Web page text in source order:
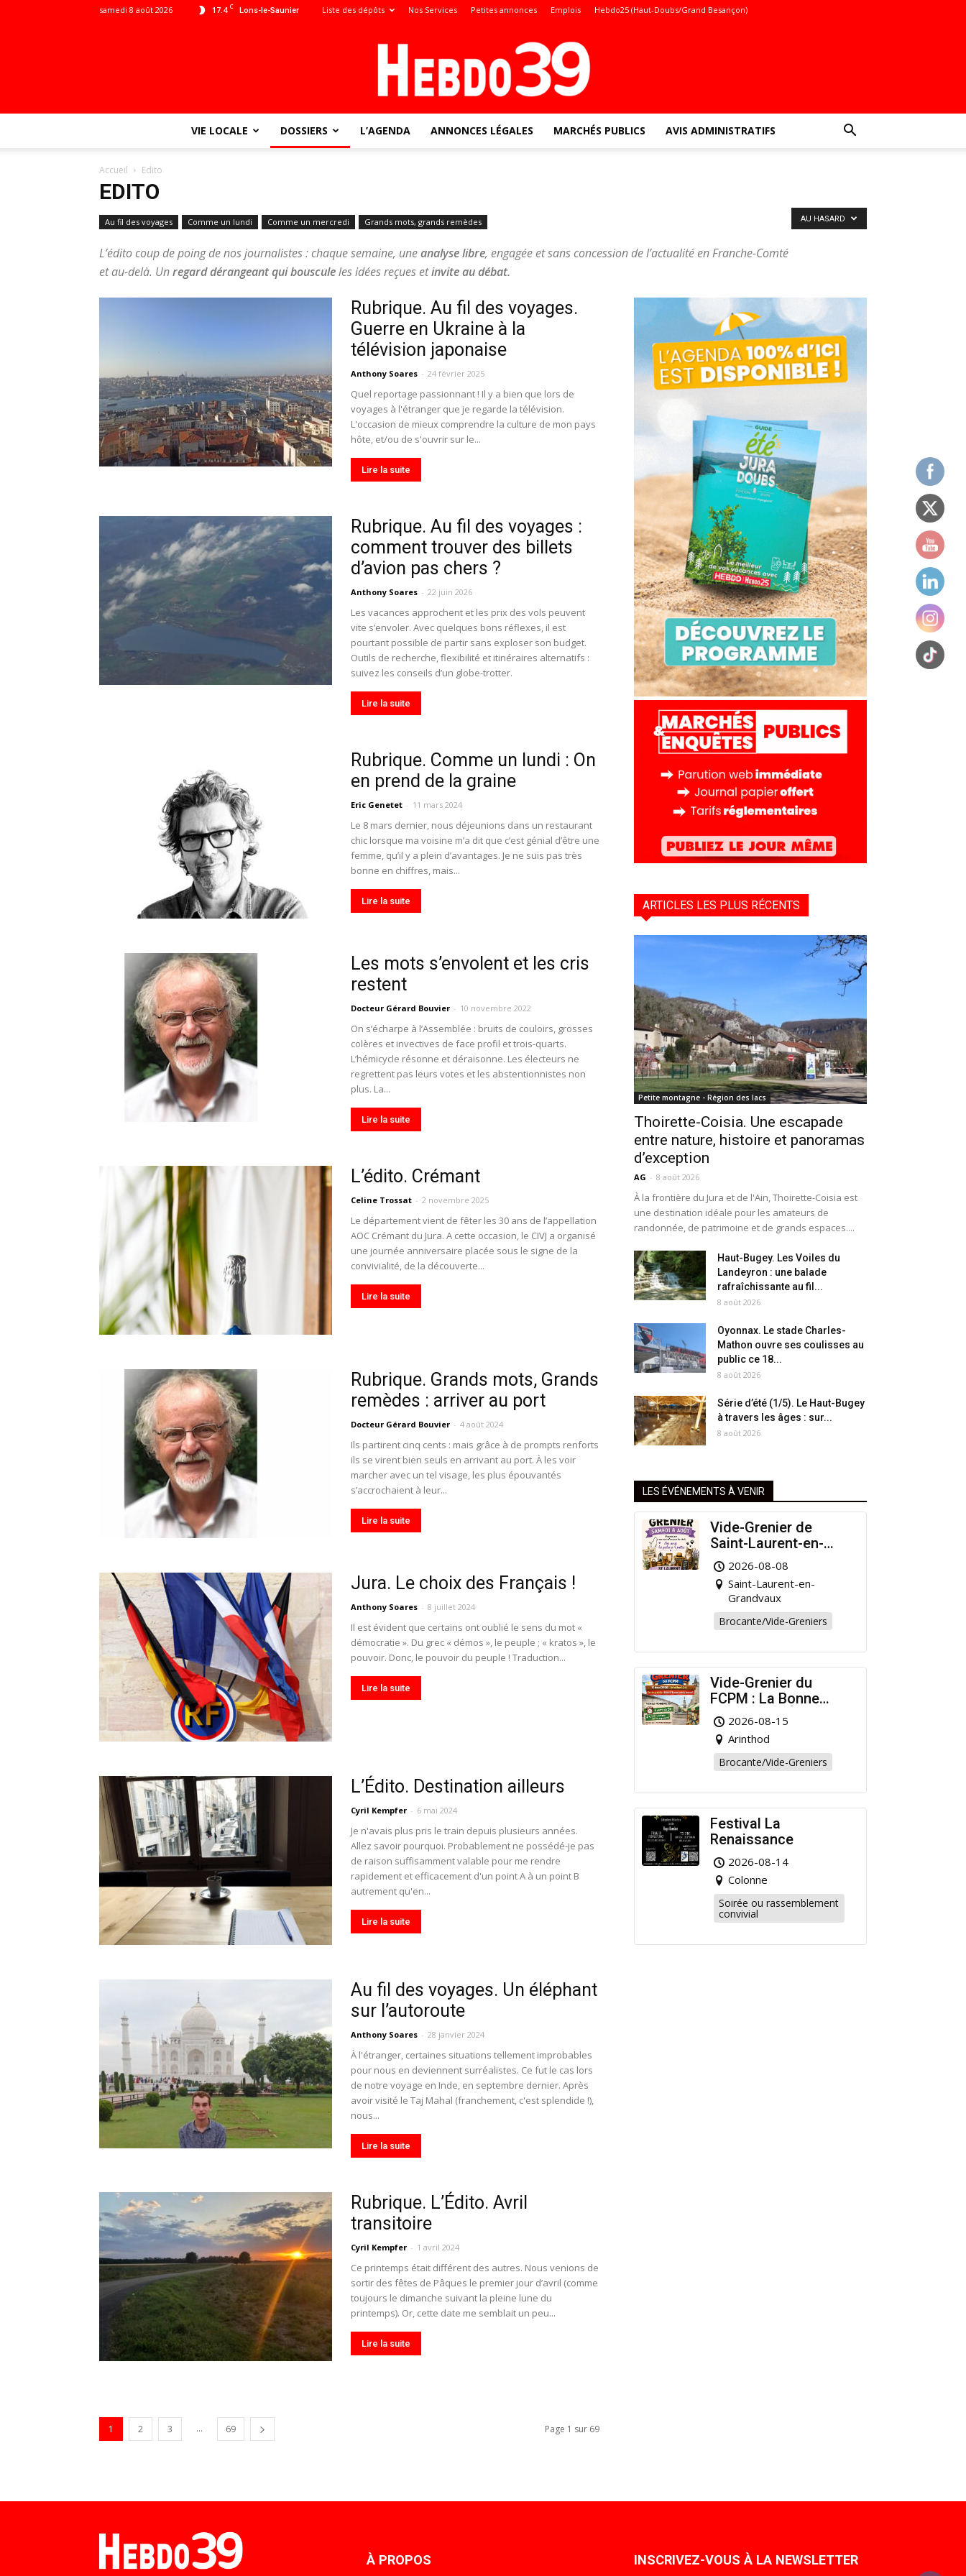
17.4 C Lons-le-Saunier
samedi 8 août 2026 Liste des dépôts Nos Services Petites annonces Emplois Hebdo25 (Haut-Doubs/Grand Besançon)
toute
l'info
locale
–
VIE LOCALE DOSSIERS L’AGENDA ANNONCES LÉGALES MARCHÉS PUBLICS AVIS ADMINISTRATIFS
Accueil Edito
EDITO
Au fil des voyages Comme un lundi Comme un mercredi Grands mots, grands remèdes
L’édito coup de poing de nos journalistes : chaque semaine, uneanalyse libre, engagée et sans concession de l’actualité en Franche-Comté
et au-delà. Unregard dérangeant qui bousculeles idées reçues etinvite au débat.
AU HASARD
Rubrique. Au fil des voyages.
Guerre en Ukraine à la
télévision japonaise
Anthony Soares - 24 février 2025
Quel reportage passionnant ! Il y a bien que lors de
voyages à l'étranger que je regarde la télévision.
L'occasion de mieux comprendre la culture de mon pays
hôte, et/ou de s'ouvrir sur le...
Lire la suite
Rubrique. Au fil des voyages :
comment trouver des billets
d’avion pas chers ?
Anthony Soares - 22 juin 2026
Les vacances approchent et les prix des vols peuvent
vite s’envoler. Avec quelques bons réflexes, il est
pourtant possible de partir sans exploser son budget.
Outils de recherche, flexibilité et itinéraires alternatifs :
suivez les conseils d’un globe-trotter.
Lire la suite
Rubrique. Comme un lundi : On
en prend de la graine
Eric Genetet - 11 mars 2024
Le 8 mars dernier, nous déjeunions dans un restaurant
chic lorsque ma voisine m’a dit que c’est génial d’être une
femme, qu’il y a plein d’avantages. Je ne suis pas très
bonne en chiffres, mais...
Lire la suite
Les mots s’envolent et les cris
restent
Docteur Gérard Bouvier - 10 novembre 2022
On s’écharpe à l’Assemblée : bruits de couloirs, grosses
colères et invectives de face profil et trois-quarts.
L’hémicycle résonne et déraisonne. Les électeurs ne
regrettent pas leurs votes et les abstentionnistes non
plus. La...
Lire la suite
L’édito. Crémant
Celine Trossat - 2 novembre 2025
Le département vient de fêter les 30 ans de l’appellation
AOC Crémant du Jura. A cette occasion, le CIVJ a organisé
une journée anniversaire placée sous le signe de la
convivialité, de la découverte...
Lire la suite
Rubrique. Grands mots, Grands
remèdes : arriver au port
Docteur Gérard Bouvier - 4 août 2024
Ils partirent cinq cents : mais grâce à de prompts renforts
ils se virent bien seuls en arrivant au port. À les voir
marcher avec un tel visage, les plus épouvantés
s’accrochaient à leur...
Lire la suite
Jura. Le choix des Français !
Anthony Soares - 8 juillet 2024
Il est évident que certains ont oublié le sens du mot «
démocratie ». Du grec « démos », le peuple ; « kratos », le
pouvoir. Donc, le pouvoir du peuple ! Traduction...
Lire la suite
L’Édito. Destination ailleurs
Cyril Kempfer - 6 mai 2024
Je n'avais plus pris le train depuis plusieurs années.
Allez savoir pourquoi. Probablement ne possédé-je pas
de raison suffisamment valable pour me rendre
rapidement et efficacement d'un point A à un point B
autrement qu'en...
Lire la suite
Au fil des voyages. Un éléphant
sur l’autoroute
Anthony Soares - 28 janvier 2024
À l'étranger, certaines situations tellement improbables
pour nous en deviennent surréalistes. Ce fut le cas lors
de notre voyage en Inde, en septembre dernier. Après
avoir visité le Taj Mahal (franchement, c'est splendide !),
nous...
Lire la suite
Rubrique. L’Édito. Avril
transitoire
Cyril Kempfer - 1 avril 2024
Ce printemps était différent des autres. Nous venions de
sortir des fêtes de Pâques le premier jour d’avril (comme
toujours le dimanche suivant la pleine lune du
printemps). Or, cette date me semblait un peu...
Lire la suite
1 2 3 ... 69 Page 1 sur 69
ARTICLES LES PLUS RÉCENTS
Petite montagne - Région des lacs
Thoirette-Coisia. Une escapade
entre nature, histoire et panoramas
d’exception
AG - 8 août 2026
À la frontière du Jura et de l'Ain, Thoirette-Coisia est
une destination idéale pour les amateurs de
randonnée, de patrimoine et de grands espaces....
Haut-Bugey. Les Voiles du
Landeyron : une balade
rafraîchissante au fil...
8 août 2026
Oyonnax. Le stade Charles-
Mathon ouvre ses coulisses au
public ce 18...
8 août 2026
Série d’été (1/5). Le Haut-Bugey
à travers les âges : sur...
8 août 2026
LES ÉVÉNEMENTS À VENIR
Vide-Grenier de
Saint-Laurent-en-
Grandvaux : Venez
chiner pour la bonne
cause !
2026-08-08
Saint-Laurent-en-
Grandvaux
Brocante/Vide-Greniers
Vide-Grenier du
FCPM : La Bonne
Affaire de l’Été à
Arinthod !
2026-08-15
Arinthod
Brocante/Vide-Greniers
Festival La
Renaissance
2026-08-14
Colonne
Soirée ou rassemblement
convivial